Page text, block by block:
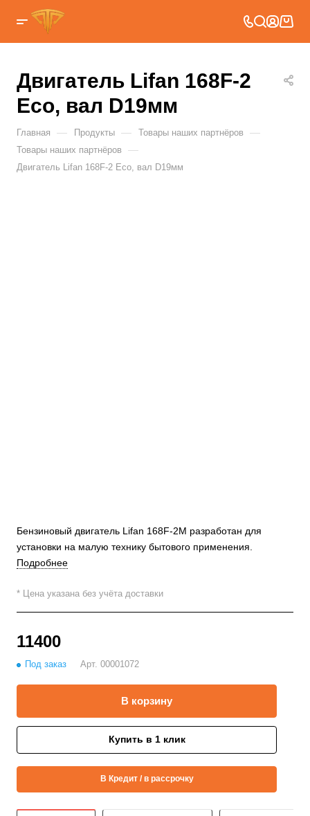
Двигатель Lifan 168F-2
Eco, вал D19мм
Главная — Продукты — Товары наших партнёров —
Товары наших партнёров —
Двигатель Lifan 168F-2 Eco, вал D19мм
Бензиновый двигатель Lifan 168F-2M разработан для
установки на малую технику бытового применения.
Подробнее
* Цена указана без учёта доставки
11400
Под заказ Арт. 00001072
В корзину
Купить в 1 клик
В Кредит / в рассрочку